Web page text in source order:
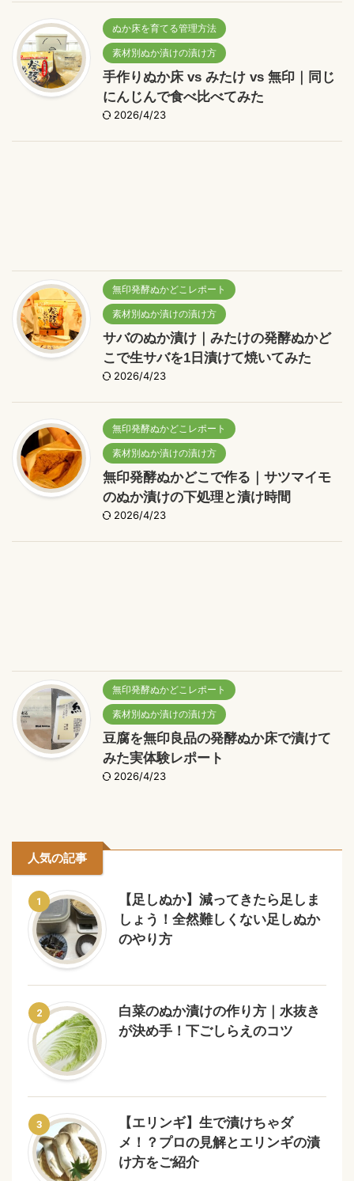
ぬか床を育てる管理方法
素材別ぬか漬けの漬け方
手作りぬか床 vs みたけ vs 無印｜同じ
にんじんで食べ比べてみた
2026/4/23
無印発酵ぬかどこレポート
素材別ぬか漬けの漬け方
サバのぬか漬け｜みたけの発酵ぬかど
こで生サバを1日漬けて焼いてみた
2026/4/23
無印発酵ぬかどこレポート
素材別ぬか漬けの漬け方
無印発酵ぬかどこで作る｜サツマイモ
のぬか漬けの下処理と漬け時間
2026/4/23
無印発酵ぬかどこレポート
素材別ぬか漬けの漬け方
豆腐を無印良品の発酵ぬか床で漬けて
みた実体験レポート
2026/4/23
人気の記事
1
【足しぬか】減ってきたら足しま
しょう！全然難しくない足しぬか
のやり方
2
白菜のぬか漬けの作り方｜水抜き
が決め手！下ごしらえのコツ
3
【エリンギ】生で漬けちゃダ
メ！？プロの見解とエリンギの漬
け方をご紹介